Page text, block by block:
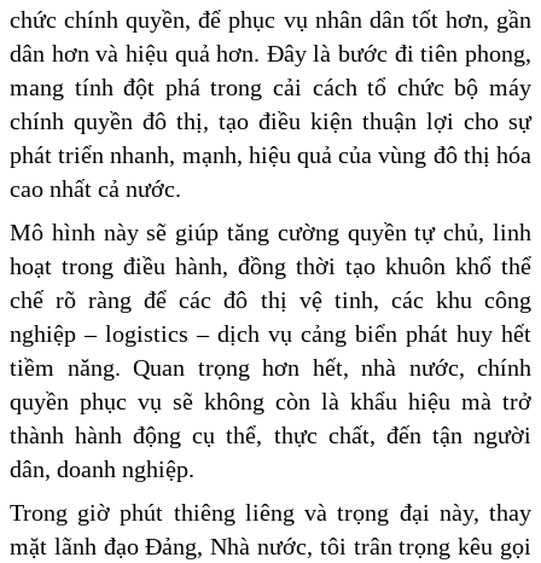
chức chính quyền, để phục vụ nhân dân tốt hơn, gần
dân hơn và hiệu quả hơn. Đây là bước đi tiên phong,
mang tính đột phá trong cải cách tổ chức bộ máy
chính quyền đô thị, tạo điều kiện thuận lợi cho sự
phát triển nhanh, mạnh, hiệu quả của vùng đô thị hóa
cao nhất cả nước.
Mô hình này sẽ giúp tăng cường quyền tự chủ, linh
hoạt trong điều hành, đồng thời tạo khuôn khổ thể
chế rõ ràng để các đô thị vệ tinh, các khu công
nghiệp – logistics – dịch vụ cảng biển phát huy hết
tiềm năng. Quan trọng hơn hết, nhà nước, chính
quyền phục vụ sẽ không còn là khẩu hiệu mà trở
thành hành động cụ thể, thực chất, đến tận người
dân, doanh nghiệp.
Trong giờ phút thiêng liêng và trọng đại này, thay
mặt lãnh đạo Đảng, Nhà nước, tôi trân trọng kêu gọi